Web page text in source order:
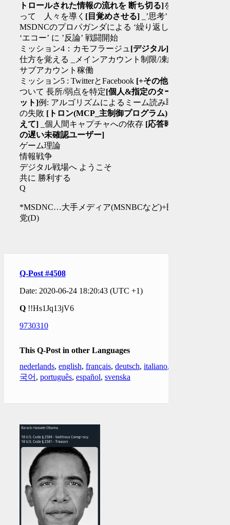
トロールされた情報の流れを 断ち切る]を使
って 人々を導く [目覚めさせる] _’思考’ vs
MSDNCのプロパガンダによる ‘繰り返し’
‘エコー’ に ’反論’ 戦闘開始
ミッション4：カモフラージュ [デジタル]
仕方を覚える _メインアカウント制限/凍結 _
サブアカウント稼働
ミッション5 : TwitterとFacebook [+その他]
ついて 長所/弱点を特定[個人&指定のターゲ
ット]例: アルゴリズムによるミーム読み取り
の失敗 [トロン(MCP_主制御プログラム)を考
えて] _個人間キャプチャへの依存 [応答時間
の遅い未確認ユーザー]
ゲーム理論
情報戦争
デジタル戦場へ ようこそ
共に 勝利する
Q
*MSDNC…大手メディア(MSNBCなど)+民主
党(D)
Q-Post #4508
Date: 2020-06-24 18:20:43 (UTC +1)
Q !!Hs1Jq13jV6
9730310
This Q-Post in other Languages
nederlands, english, français, deutsch, italiano,
국어 , português, español, svenska